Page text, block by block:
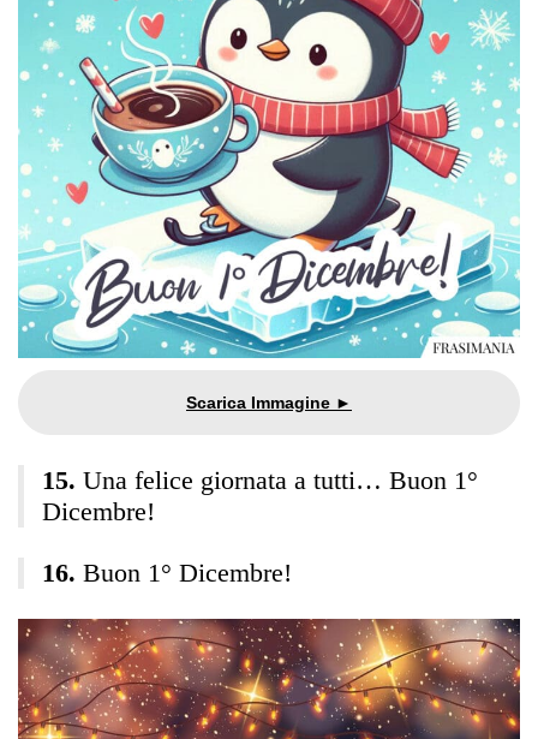
Una felice giornata a tutti… Buon 1°
Dicembre!
Buon 1° Dicembre!